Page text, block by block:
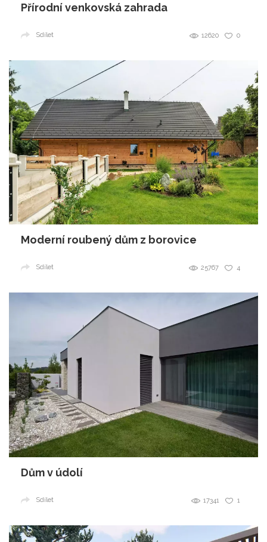
Přírodní venkovská zahrada
0
12620
Sdílet
Moderní roubený dům z borovice
4
25767
Sdílet
Dům v údolí
1
17341
Sdílet